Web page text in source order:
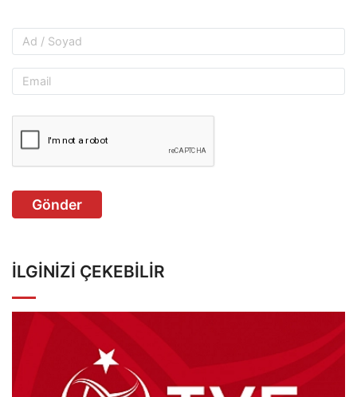
Gönder
İLGINIZI ÇEKEBILIR